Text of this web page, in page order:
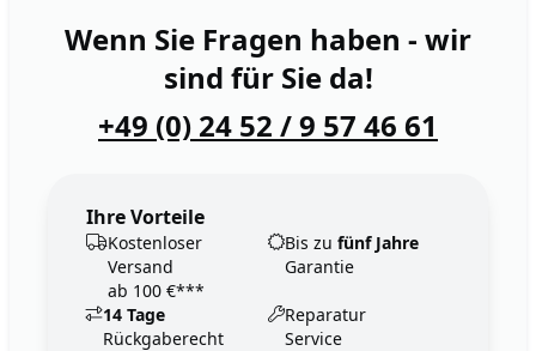
Wenn Sie Fragen haben - wir
sind für Sie da!
+49 (0) 24 52 / 9 57 46 61
Ihre Vorteile
Kostenloser
Versand
ab 100 €***
Bis zu fünf Jahre
Garantie
14 Tage
Rückgaberecht
Reparatur
Service